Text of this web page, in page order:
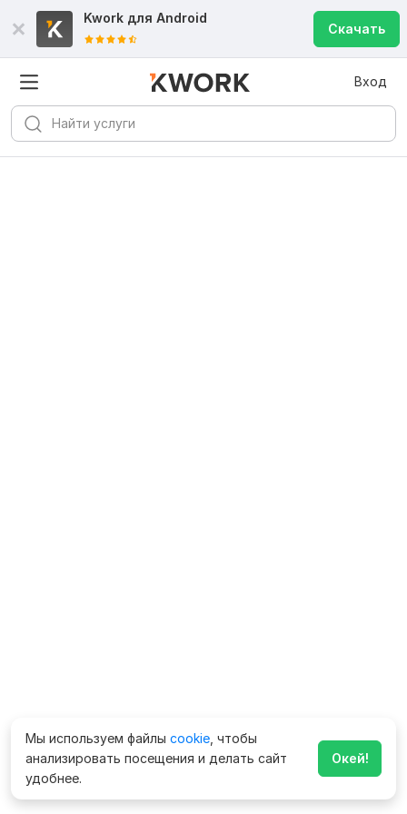
Kwork для Android
Скачать
Вход
Мы используем файлы cookie , чтобы
анализировать посещения и делать сайт
удобнее.
Окей!